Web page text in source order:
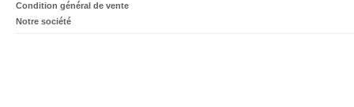
Condition général de vente
Notre société